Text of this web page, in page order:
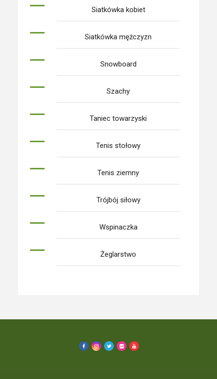
Siatkówka kobiet
Siatkówka mężczyzn
Snowboard
Szachy
Taniec towarzyski
Tenis stołowy
Tenis ziemny
Trójbój siłowy
Wspinaczka
Żeglarstwo